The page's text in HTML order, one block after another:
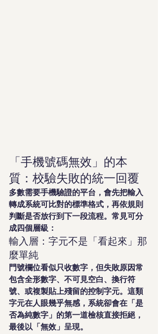
「手機號碼無效」的本
質：校驗失敗的統一回覆
多數需要手機驗證的平台，會先把輸入
轉成系統可比對的標準格式，再依規則
判斷是否放行到下一段流程。常見可分
成四個層級：
輸入層：字元不是「看起來」那
麼單純
門號欄位看似只收數字，但失敗原因常
包含全形數字、不可見空白、換行符
號、或複製貼上殘留的控制字元。這類
字元在人眼幾乎無感，系統卻會在「是
否為純數字」的第一道檢核直接拒絕，
最後以「無效」呈現。